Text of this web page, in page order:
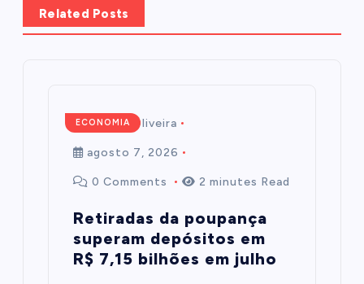
Related Posts
ECONOMIA
Mairim de Oliveira
agosto 7, 2026
0 Comments 2 minutes Read
Retiradas da poupança
superam depósitos em
R$ 7,15 bilhões em julho